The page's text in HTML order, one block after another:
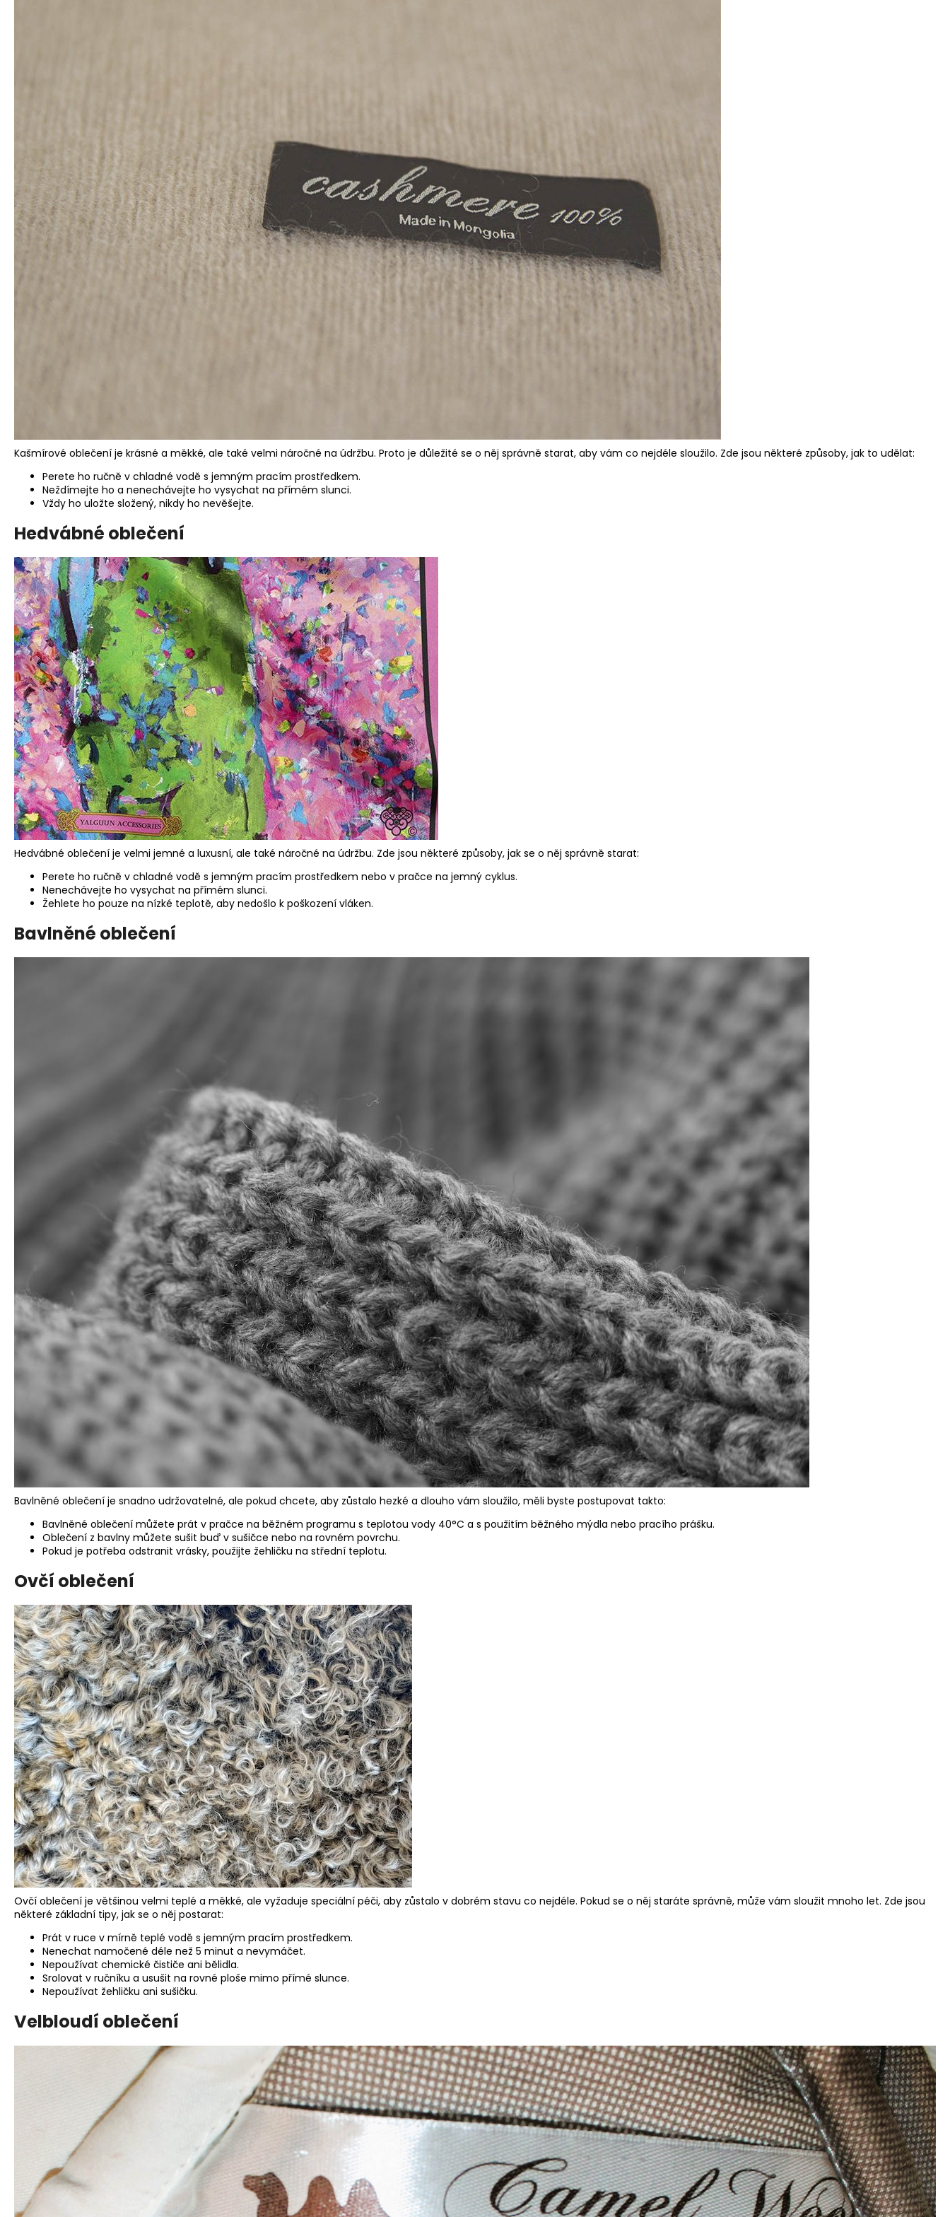
Kašmírové oblečení je krásné a měkké, ale také velmi náročné na údržbu. Proto je důležité se o něj správně starat, aby vám co nejdéle sloužilo. Zde jsou některé způsoby, jak to udělat:
Perete ho ručně v chladné vodě s jemným pracím prostředkem.
Neždímejte ho a nenechávejte ho vysychat na přímém slunci.
Vždy ho uložte složený, nikdy ho nevěšejte.
Hedvábné oblečení
Hedvábné oblečení je velmi jemné a luxusní, ale také náročné na údržbu. Zde jsou některé způsoby, jak se o něj správně starat:
Perete ho ručně v chladné vodě s jemným pracím prostředkem nebo v pračce na jemný cyklus.
Nenechávejte ho vysychat na přímém slunci.
Žehlete ho pouze na nízké teplotě, aby nedošlo k poškození vláken.
Bavlněné oblečení
Bavlněné oblečení je snadno udržovatelné, ale pokud chcete, aby zůstalo hezké a dlouho vám sloužilo, měli byste postupovat takto:
Bavlněné oblečení můžete prát v pračce na běžném programu s teplotou vody 40°C a s použitím běžného mýdla nebo pracího prášku.
Oblečení z bavlny můžete sušit buď v sušičce nebo na rovném povrchu.
Pokud je potřeba odstranit vrásky, použijte žehličku na střední teplotu.
Ovčí oblečení
Ovčí oblečení je většinou velmi teplé a měkké, ale vyžaduje speciální péči, aby zůstalo v dobrém stavu co nejdéle. Pokud se o něj staráte správně, může vám sloužit mnoho let. Zde jsou
některé základní tipy, jak se o něj postarat:
Prát v ruce v mírně teplé vodě s jemným pracím prostředkem.
Nenechat namočené déle než 5 minut a nevymáčet.
Nepoužívat chemické čističe ani bělidla.
Srolovat v ručníku a usušit na rovné ploše mimo přímé slunce.
Nepoužívat žehličku ani sušičku.
Velbloudí oblečení